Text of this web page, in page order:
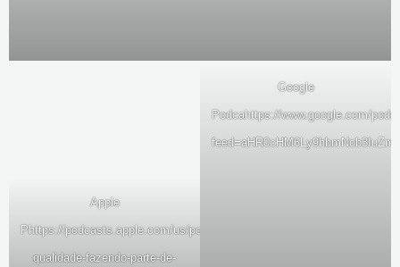
Apple
Phttps://podcasts.apple.com/us/podcast/a-
qualidade-fazendo-parte-de-
Google
Podcahttps://www.google.com/